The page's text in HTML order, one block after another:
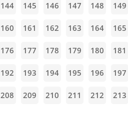
144 145 146 147 148 149
160 161 162 163 164 165
176 177 178 179 180 181
192 193 194 195 196 197
208 209 210 211 212 213